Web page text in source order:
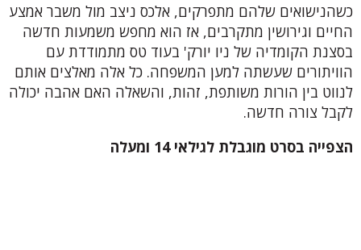
כשהנישואים שלהם מתפרקים, אלכס ניצב מול משבר אמצע
החיים וגירושין מתקרבים, אז הוא מחפש משמעות חדשה
בסצנת הקומדיה של ניו יורק' בעוד טס מתמודדת עם
הוויתורים שעשתה למען המשפחה. כל אלה מאלצים אותם
לנווט בין הורות משותפת, זהות, והשאלה האם אהבה יכולה
לקבל צורה חדשה.
הצפייה בסרט מוגבלת לגילאי 14 ומעלה